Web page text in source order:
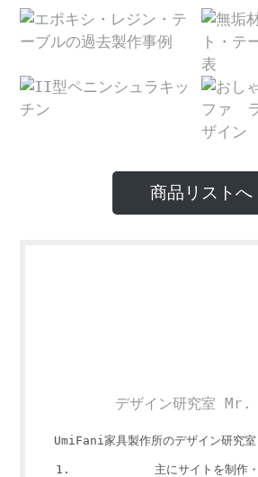
商品リストへ
デザイン研究室 Mr.
UmiFani家具製作所のデザイン研究
主にサイトを制作